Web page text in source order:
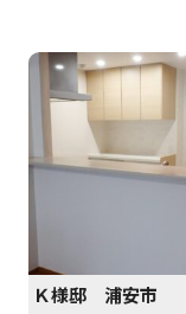
Ｋ様邸 浦安市